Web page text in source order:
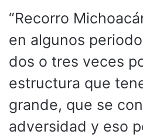
“Recorro
en algunos
dos o tres veces
estructura que
grande, que se
adversidad y eso